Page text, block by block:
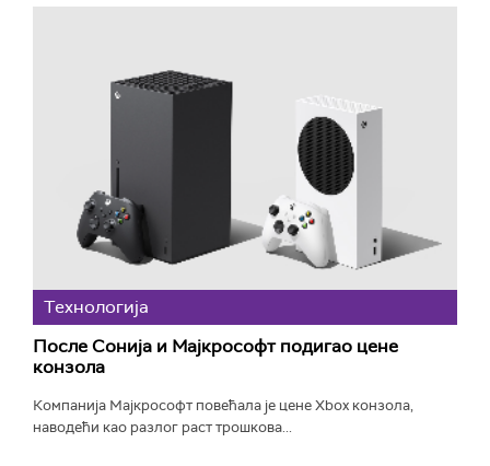
Технологијa
После Сонија и Мајкрософт подигао цене
конзола
Компанија Мајкрософт повећала је цене Xbox конзола,
наводећи као разлог раст трошкова...